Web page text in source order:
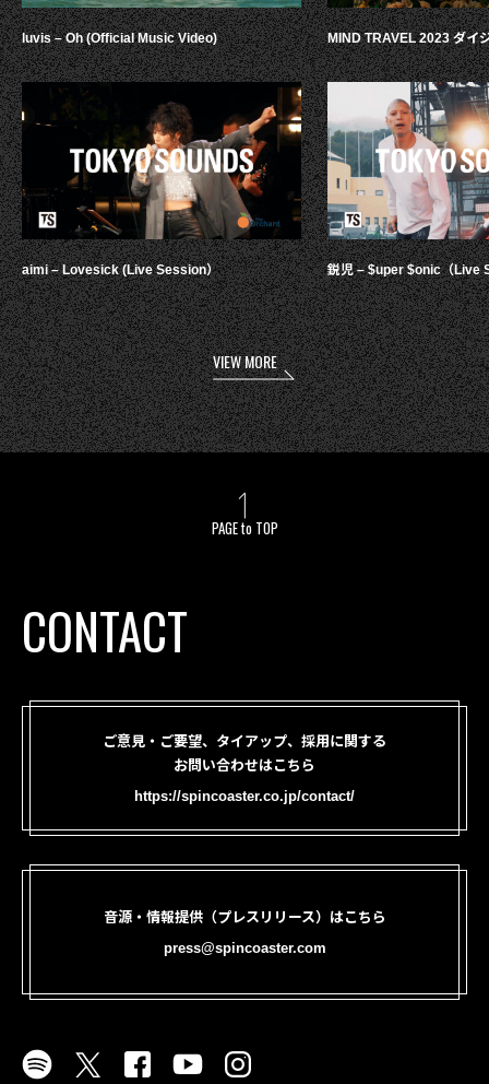
luvis – Oh (Official Music Video)
aimi – Lovesick (Live Session）
MIND TRAVEL 2023 ダイ
鋭児 – $uper $onic（Live
VIEW MORE
PAGE to TOP
CONTACT
ご意見・ご要望、タイアップ、採用に関する
お問い合わせはこちら
https://spincoaster.co.jp/contact/
音源・情報提供（プレスリリース）はこちら
press@spincoaster.com